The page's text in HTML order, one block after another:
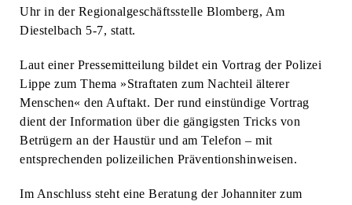
Uhr in der Regionalgeschäftsstelle Blomberg, Am
Diestelbach 5-7, statt.
Laut einer Pressemitteilung bildet ein Vortrag der Polizei
Lippe zum Thema »Straftaten zum Nachteil älterer
Menschen« den Auftakt. Der rund einstündige Vortrag
dient der Information über die gängigsten Tricks von
Betrügern an der Haustür und am Telefon – mit
entsprechenden polizeilichen Präventionshinweisen.
Im Anschluss steht eine Beratung der Johanniter zum